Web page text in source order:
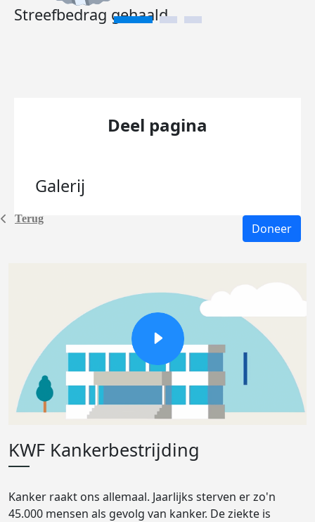
Terug
Streefbedrag gehaald
Deel pagina
Galerij
Doneer
KWF Kankerbestrijding
Kanker raakt ons allemaal. Jaarlijks sterven er zo'n
45.000 mensen als gevolg van kanker. De ziekte is